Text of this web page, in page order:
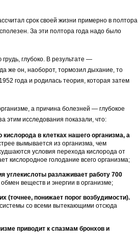
срок своей жизни примерно в полтора
За эти полтора года надо было
глубоко. В результате —
же он, наоборот, тормозил дыхание, то
года и родилась теория, которая затем
а причина болезней — глубокое
этим исследования показали, что:
в клетках нашего организма, а
вымывается из организма, чем
условия перехода кислорода от
кислородное голодание всего организма;
углекислоты разлаживает работу 700
веществ и энергии в организме;
(точнее, понижает порог возбудимости).
со всеми вытекающими отсюда
приводит к спазмам бронхов и